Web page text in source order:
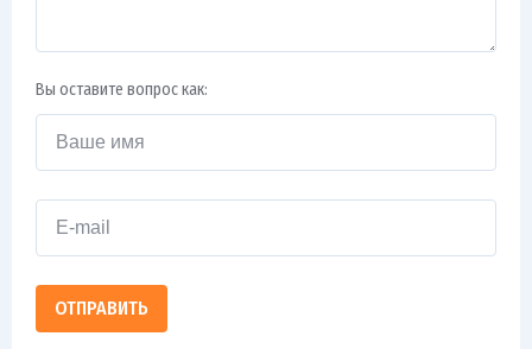
Вы оставите вопрос как:
ОТПРАВИТЬ